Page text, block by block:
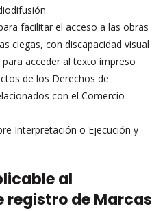
facilitar el acceso a las obras
ciegas, con discapacidad visual
acceder al texto impreso
de los Derechos de
con el Comercio
Interpretación o Ejecución y
al
registro de Marcas